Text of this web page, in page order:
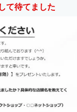
て待てました